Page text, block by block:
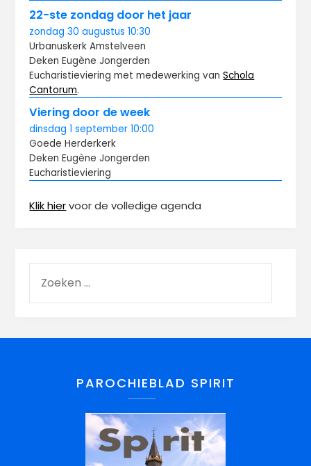
22-ste zondag door het jaar
zondag 30 augustus10:30
Urbanuskerk Amstelveen
Deken Eugène Jongerden
Eucharistieviering met medewerking vanSchola
Cantorum.
Viering door de week
dinsdag 1 september10:00
Goede Herderkerk
Deken Eugène Jongerden
Eucharistieviering
Klik hiervoor de volledige agenda
PAROCHIEBLAD SPIRIT